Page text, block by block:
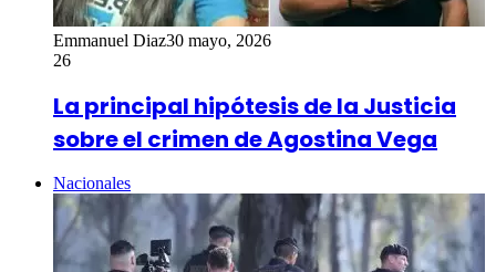
Emmanuel Diaz30 mayo, 2026
26
La principal hipótesis de la Justicia
sobre el crimen de Agostina Vega
Nacionales